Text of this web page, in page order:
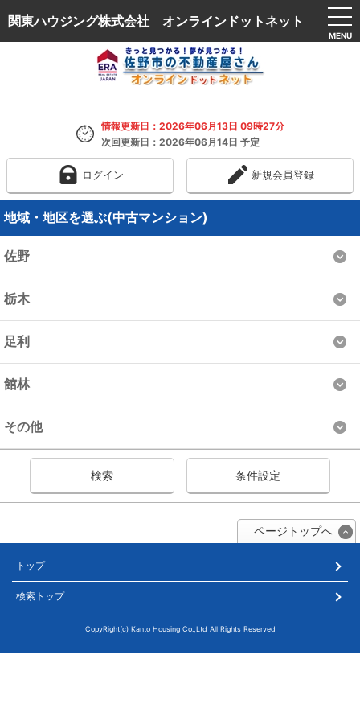
関東ハウジング株式会社 オンラインドットネット
情報更新日：2026年06月13日 09時27分
次回更新日：2026年06月14日 予定
ログイン 新規会員登録
地域・地区を選ぶ(中古マンション)
佐野
栃木
足利
館林
その他
検索 条件設定
ページトップへ
トップ
検索トップ
CopyRight(c) Kanto Housing Co.,Ltd All Rights Reserved
MENU